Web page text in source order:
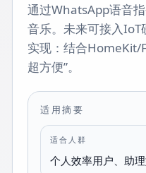
通过WhatsApp语音
音乐。未来可接入IoT
实现：结合HomeKit/
超方便”。
适用摘要
适合人群
个人效率用户、助